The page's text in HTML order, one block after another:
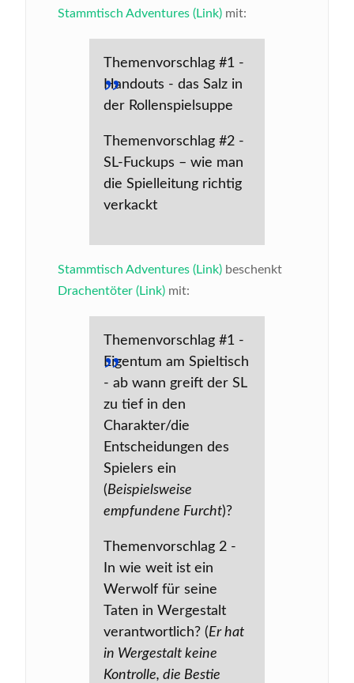
Stammtisch Adventures (Link) mit:
Themenvorschlag #1 -
Handouts - das Salz in
der Rollenspielsuppe
Themenvorschlag #2 -
SL-Fuckups – wie man
die Spielleitung richtig
verkackt
Stammtisch Adventures (Link) beschenkt
Drachentöter (Link) mit:
Themenvorschlag #1 -
Eigentum am Spieltisch
- ab wann greift der SL
zu tief in den
Charakter/die
Entscheidungen des
Spielers ein
(Beispielsweise
empfundene Furcht)?
Themenvorschlag 2 -
In wie weit ist ein
Werwolf für seine
Taten in Wergestalt
verantwortlich? (Er hat
in Wergestalt keine
Kontrolle, die Bestie